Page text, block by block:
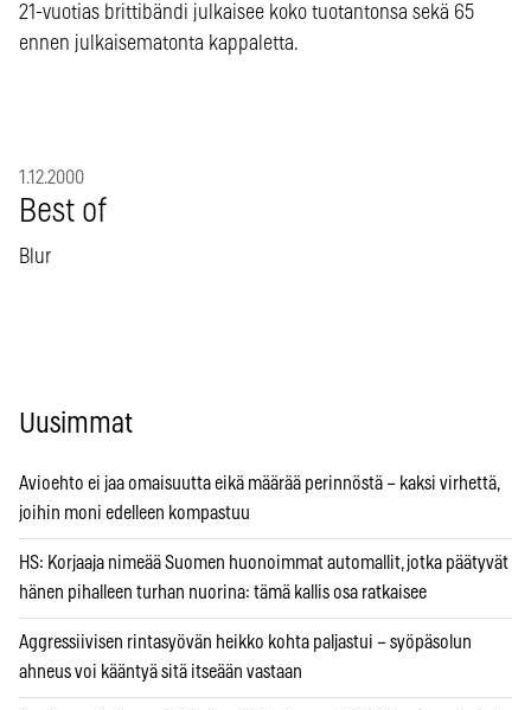
21-vuotias brittibändi julkaisee koko tuotantonsa sekä 65
ennen julkaisematonta kappaletta.
1.12.2000
Best of
Blur
Uusimmat
Avioehto ei jaa omaisuutta eikä määrää perinnöstä – kaksi virhettä,
joihin moni edelleen kompastuu
HS: Korjaaja nimeää Suomen huonoimmat automallit, jotka päätyvät
hänen pihalleen turhan nuorina: tämä kallis osa ratkaisee
Aggressiivisen rintasyövän heikko kohta paljastui – syöpäsolun
ahneus voi kääntyä sitä itseään vastaan